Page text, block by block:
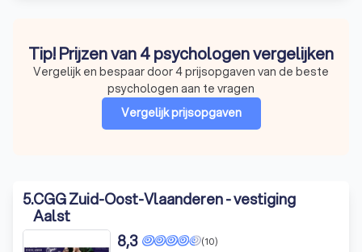
Tip! Prijzen van 4 psychologen vergelijken
Vergelijk en bespaar door 4 prijsopgaven van de beste
psychologen aan te vragen
Vergelijk prijsopgaven
5.CGG Zuid-Oost-Vlaanderen - vestiging
Aalst
(10)
8,3